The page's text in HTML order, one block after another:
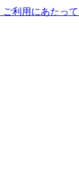
ご利用にあたって